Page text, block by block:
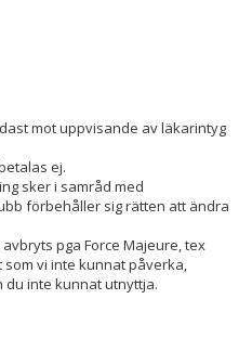
mot uppvisande av läkarintyg
ej.
sker i samråd med
förbehåller sig rätten att ändra
pga Force Majeure, tex
vi inte kunnat påverka,
inte kunnat utnyttja.